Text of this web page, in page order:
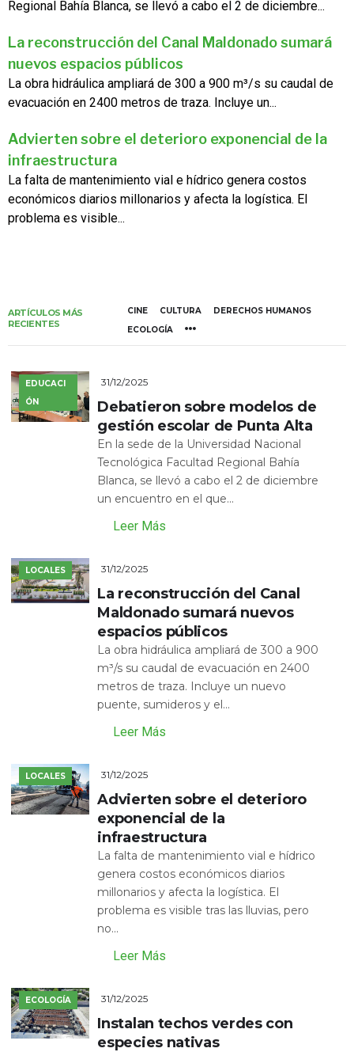
Regional Bahía Blanca, se llevó a cabo el 2 de diciembre...
La reconstrucción del Canal Maldonado sumará
nuevos espacios públicos
La obra hidráulica ampliará de 300 a 900 m³/s su caudal de
evacuación en 2400 metros de traza. Incluye un...
Advierten sobre el deterioro exponencial de la
infraestructura
La falta de mantenimiento vial e hídrico genera costos
económicos diarios millonarios y afecta la logística. El
problema es visible...
ARTÍCULOS MÁS
RECIENTES
CINE CULTURA
DERECHOS HUMANOS
ECOLOGÍA
EDUCACI
ÓN
31/12/2025
Debatieron sobre modelos de
gestión escolar de Punta Alta
En la sede de la Universidad Nacional
Tecnológica Facultad Regional Bahía
Blanca, se llevó a cabo el 2 de diciembre
un encuentro en el que...
Leer Más
LOCALES 31/12/2025
La reconstrucción del Canal
Maldonado sumará nuevos
espacios públicos
La obra hidráulica ampliará de 300 a 900
m³/s su caudal de evacuación en 2400
metros de traza. Incluye un nuevo
puente, sumideros y el...
Leer Más
LOCALES 31/12/2025
Advierten sobre el deterioro
exponencial de la
infraestructura
La falta de mantenimiento vial e hídrico
genera costos económicos diarios
millonarios y afecta la logística. El
problema es visible tras las lluvias, pero
no...
Leer Más
ECOLOGÍA 31/12/2025
Instalan techos verdes con
especies nativas